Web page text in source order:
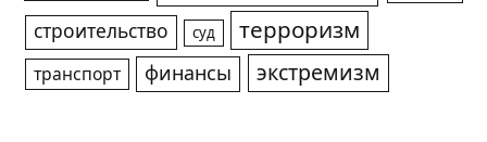
строительство суд терроризм
транспорт финансы экстремизм